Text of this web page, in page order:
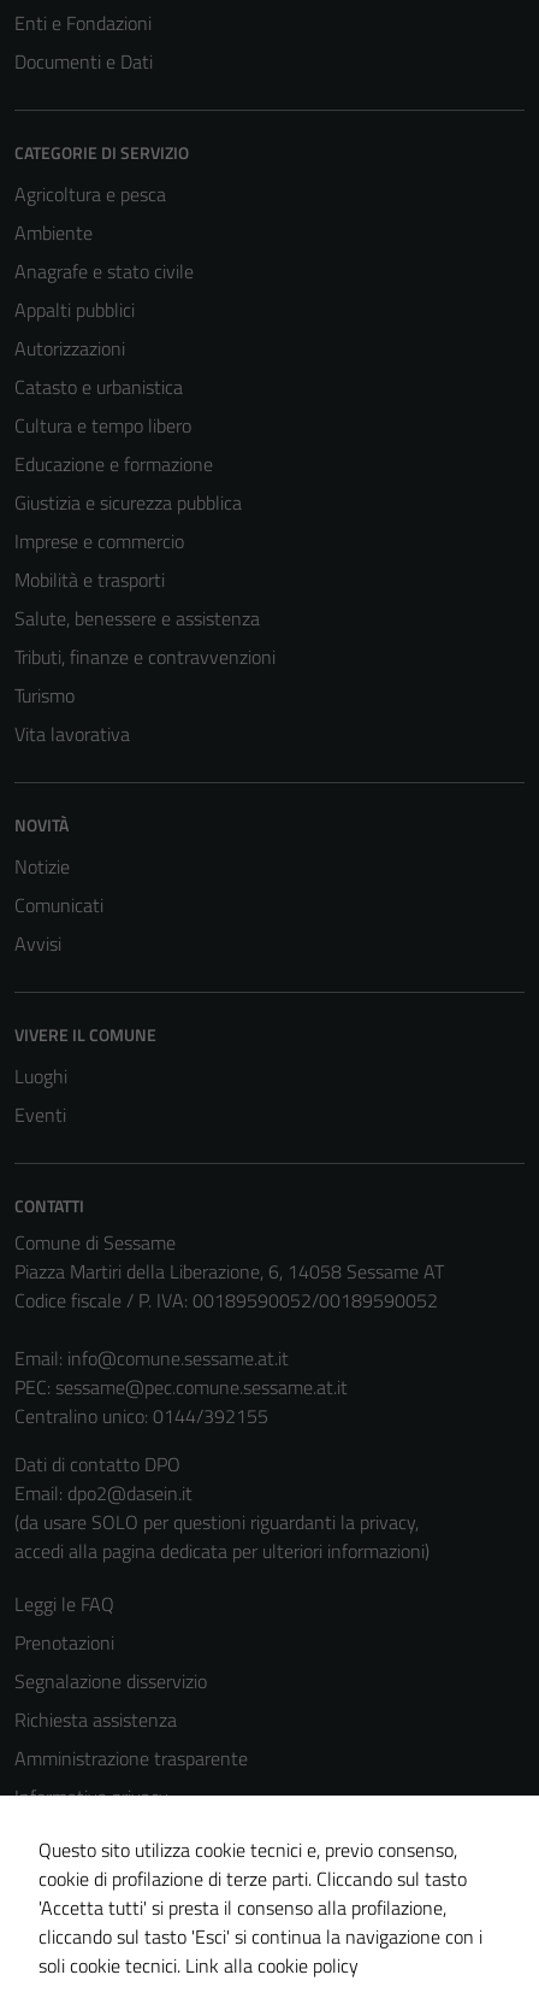
Enti e Fondazioni
Documenti e Dati
CATEGORIE DI SERVIZIO
Agricoltura e pesca
Ambiente
Anagrafe e stato civile
Appalti pubblici
Autorizzazioni
Catasto e urbanistica
Cultura e tempo libero
Educazione e formazione
Giustizia e sicurezza pubblica
Imprese e commercio
Mobilità e trasporti
Salute, benessere e assistenza
Tributi, finanze e contravvenzioni
Turismo
Vita lavorativa
NOVITÀ
Notizie
Comunicati
Avvisi
VIVERE IL COMUNE
Luoghi
Eventi
CONTATTI
Comune di Sessame
Piazza Martiri della Liberazione, 6, 14058 Sessame AT
Codice fiscale / P. IVA: 00189590052/00189590052
Email: info@comune.sessame.at.it
PEC: sessame@pec.comune.sessame.at.it
Centralino unico: 0144/392155
Dati di contatto DPO
Email: dpo2@dasein.it
(da usare SOLO per questioni riguardanti la privacy,
accedi alla pagina dedicata per ulteriori informazioni)
Leggi le FAQ
Prenotazioni
Segnalazione disservizio
Richiesta assistenza
Amministrazione trasparente
Informativa privacy
Cookie Policy
Note legali
Dichiarazione di accessibilità
Piano di miglioramento del sito
Questo sito utilizza cookie tecnici e, previo consenso,
cookie di profilazione di terze parti. Cliccando sul tasto
'Accetta tutti' si presta il consenso alla profilazione,
cliccando sul tasto 'Esci' si continua la navigazione con i
soli cookie tecnici. Link alla cookie policy
Questi cookie